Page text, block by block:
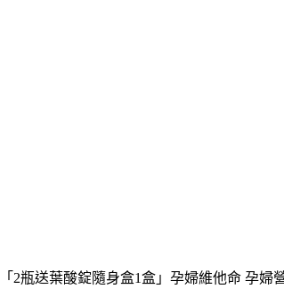
2瓶送葉酸錠隨身盒1盒」孕婦維他命 孕婦